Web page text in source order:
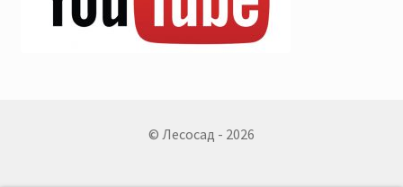
© Лесосад - 2026